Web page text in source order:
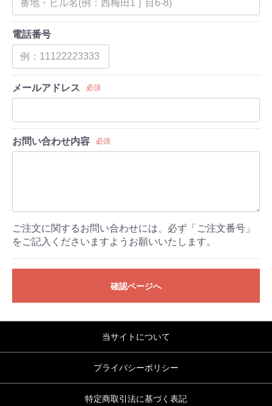
電話番号
メールアドレス 必須
お問い合わせ内容 必須
ご注文に関するお問い合わせには、必ず「ご注文番号」
をご記入くださいますようお願いいたします。
確認ページへ
当サイトについて
プライバシーポリシー
特定商取引法に基づく表記